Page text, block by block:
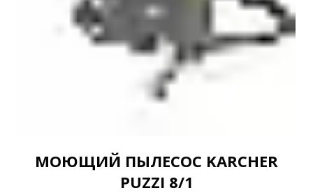
МОЮЩИЙ ПЫЛЕСОС KARCHER
PUZZI 8/1